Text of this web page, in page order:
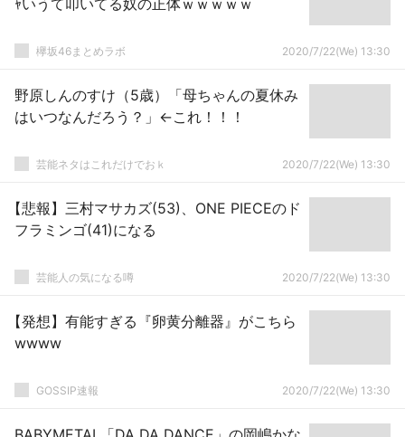
ｬいうて叩いてる奴の正体ｗｗｗｗｗ
欅坂46まとめラボ 2020/7/22(We) 13:30
野原しんのすけ（5歳）「母ちゃんの夏休み
はいつなんだろう？」←これ！！！
芸能ネタはこれだけでおｋ 2020/7/22(We) 13:30
【悲報】三村マサカズ(53)、ONE PIECEのド
フラミンゴ(41)になる
芸能人の気になる噂 2020/7/22(We) 13:30
【発想】有能すぎる『卵黄分離器』がこちら
wwww
GOSSIP速報 2020/7/22(We) 13:30